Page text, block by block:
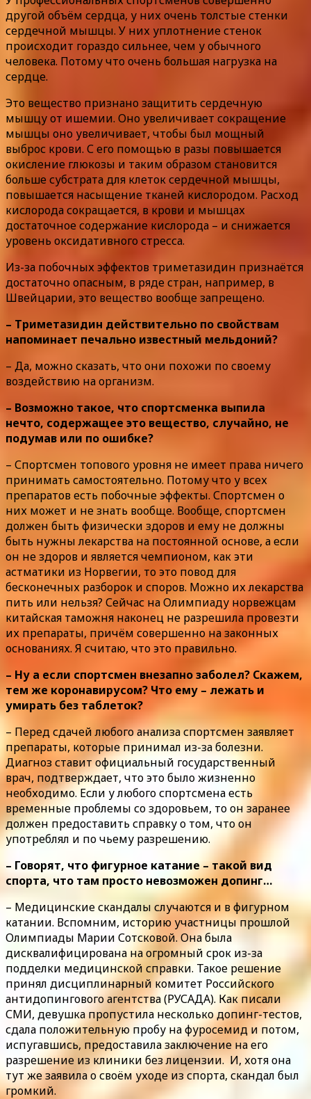
другой объём сердца, у них очень толстые стенки
сердечной мышцы. У них уплотнение стенок
происходит гораздо сильнее, чем у обычного
человека. Потому что очень большая нагрузка на
сердце.
Это вещество признано защитить сердечную
мышцу от ишемии. Оно увеличивает сокращение
мышцы оно увеличивает, чтобы был мощный
выброс крови. С его помощью в разы повышается
окисление глюкозы и таким образом становится
больше субстрата для клеток сердечной мышцы,
повышается насыщение тканей кислородом. Расход
кислорода сокращается, в крови и мышцах
достаточное содержание кислорода – и снижается
уровень оксидативного стресса.
Из-за побочных эффектов триметазидин признаётся
достаточно опасным, в ряде стран, например, в
Швейцарии, это вещество вообще запрещено.
– Триметазидин действительно по свойствам
напоминает печально известный мельдоний?
– Да, можно сказать, что они похожи по своему
воздействию на организм.
– Возможно такое, что спортсменка выпила
нечто, содержащее это вещество, случайно, не
подумав или по ошибке?
– Спортсмен топового уровня не имеет права ничего
принимать самостоятельно. Потому что у всех
препаратов есть побочные эффекты. Спортсмен о
них может и не знать вообще. Вообще, спортсмен
должен быть физически здоров и ему не должны
быть нужны лекарства на постоянной основе, а если
он не здоров и является чемпионом, как эти
астматики из Норвегии, то это повод для
бесконечных разборок и споров. Можно их лекарства
пить или нельзя? Сейчас на Олимпиаду норвежцам
китайская таможня наконец не разрешила провезти
их препараты, причём совершенно на законных
основаниях. Я считаю, что это правильно.
– Ну а если спортсмен внезапно заболел? Скажем,
тем же коронавирусом? Что ему – лежать и
умирать без таблеток?
– Перед сдачей любого анализа спортсмен заявляет
препараты, которые принимал из-за болезни.
Диагноз ставит официальный государственный
врач, подтверждает, что это было жизненно
необходимо. Если у любого спортсмена есть
временные проблемы со здоровьем, то он заранее
должен предоставить справку о том, что он
употреблял и по чьему разрешению.
– Говорят, что фигурное катание – такой вид
спорта, что там просто невозможен допинг…
– Медицинские скандалы случаются и в фигурном
катании. Вспомним, историю участницы прошлой
Олимпиады Марии Сотсковой. Она была
дисквалифицирована на огромный срок из-за
подделки медицинской справки. Такое решение
принял дисциплинарный комитет Российского
антидопингового агентства (РУСАДА). Как писали
СМИ, девушка пропустила несколько допинг-тестов,
сдала положительную пробу на фуросемид и потом,
испугавшись, предоставила заключение на его
разрешение из клиники без лицензии. И, хотя она
тут же заявила о своём уходе из спорта, скандал был
громкий.